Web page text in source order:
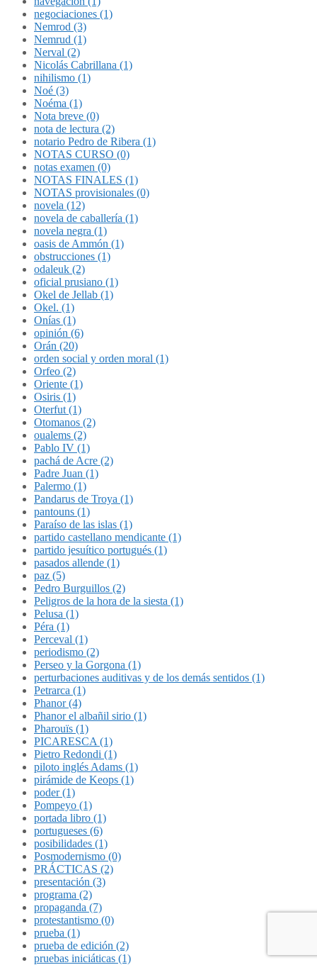
negociaciones (1)
Nemrod (3)
Nemrud (1)
Nerval (2)
Nicolás Cabrillana (1)
nihilismo (1)
Noé (3)
Noéma (1)
Nota breve (0)
nota de lectura (2)
notario Pedro de Ribera (1)
NOTAS CURSO (0)
notas examen (0)
NOTAS FINALES (1)
NOTAS provisionales (0)
novela (12)
novela de caballería (1)
novela negra (1)
oasis de Ammón (1)
obstrucciones (1)
odaleuk (2)
oficial prusiano (1)
Okel de Jellab (1)
Okel. (1)
Onías (1)
opinión (6)
Orán (20)
orden social y orden moral (1)
Orfeo (2)
Oriente (1)
Osiris (1)
Oterfut (1)
Otomanos (2)
oualems (2)
Pablo IV (1)
pachá de Acre (2)
Padre Juan (1)
Palermo (1)
Pandarus de Troya (1)
pantouns (1)
Paraíso de las islas (1)
partido castellano mendicante (1)
partido jesuítico portugués (1)
pasados allende (1)
paz (5)
Pedro Burguillos (2)
Peligros de la hora de la siesta (1)
Pelusa (1)
Péra (1)
Perceval (1)
periodismo (2)
Perseo y la Gorgona (1)
perturbaciones auditivas y de los demás sentidos (1)
Petrarca (1)
Phanor (4)
Phanor el albañil sirio (1)
Pharouïs (1)
PICARESCA (1)
Pietro Redondi (1)
piloto inglés Adams (1)
pirámide de Keops (1)
poder (1)
Pompeyo (1)
portada libro (1)
portugueses (6)
posibilidades (1)
Posmodernismo (0)
PRÁCTICAS (2)
presentación (3)
programa (2)
propaganda (7)
protestantismo (0)
prueba (1)
prueba de edición (2)
pruebas iniciáticas (1)